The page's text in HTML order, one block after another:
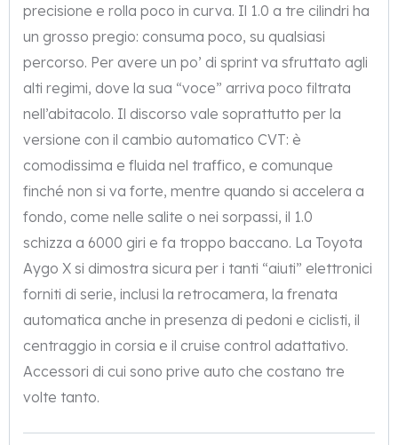
precisione e rolla poco in curva. Il 1.0 a tre cilindri ha
un grosso pregio: consuma poco, su qualsiasi
percorso. Per avere un po’ di sprint va sfruttato agli
alti regimi, dove la sua “voce” arriva poco filtrata
nell’abitacolo. Il discorso vale soprattutto per la
versione con il cambio automatico CVT: è
comodissima e fluida nel traffico, e comunque
finché non si va forte, mentre quando si accelera a
fondo, come nelle salite o nei sorpassi, il 1.0
schizza a 6000 giri e fa troppo baccano. La Toyota
Aygo X si dimostra sicura per i tanti “aiuti” elettronici
forniti di serie, inclusi la retrocamera, la frenata
automatica anche in presenza di pedoni e ciclisti, il
centraggio in corsia e il cruise control adattativo.
Accessori di cui sono prive auto che costano tre
volte tanto.